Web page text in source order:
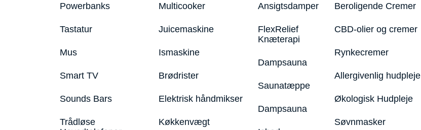
Powerbanks
Tastatur
Mus
Smart TV
Sounds Bars
Trådløse
Multicooker
Juicemaskine
Ismaskine
Brødrister
Elektrisk håndmikser
Køkkenvægt
Ansigtsdamper
FlexRelief
Knæterapi
Dampsauna
Saunatæppe
Dampsauna
Beroligende Cremer
CBD-olier og cremer
Rynkecremer
Allergivenlig hudpleje
Økologisk Hudpleje
Søvnmasker